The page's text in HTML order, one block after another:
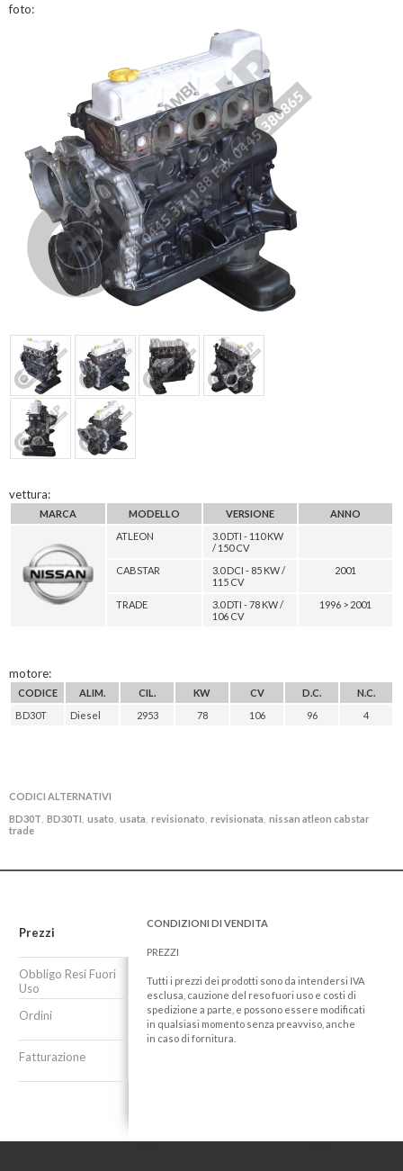
foto:
vettura:
MARCA MODELLO VERSIONE
ANNO
ATLEON
3.0 DTI - 110 KW
/ 150 CV
CABSTAR
3.0 DCI - 85 KW /
115 CV
2001
TRADE
3.0 DTI - 78 KW /
106 CV
1996 > 2001
motore:
CODICE ALIM. CIL. KW CV D.C.
N.C.
BD30T
Diesel 2953 78 106 96 4
CODICI ALTERNATIVI
BD30T BD30TI usato usata revisionato revisionata nissan atleon cabstar
trade
Prezzi
Obbligo Resi Fuori
Uso
Ordini
Fatturazione
CONDIZIONI DI VENDITA
PREZZI
Tutti i prezzi dei prodotti sono da intendersi IVA
esclusa, cauzione del reso fuori uso e costi di
spedizione a parte, e possono essere modificati
in qualsiasi momento senza preavviso, anche
in caso di fornitura.